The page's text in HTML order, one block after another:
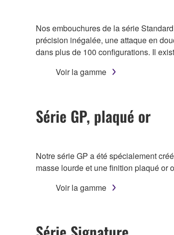
Nos embouchures de la série
précision inégalée, une attaque en
dans plus de 100 configurations. Il
Voir la gamme
Série GP, plaqué or
Notre série GP a été spécialement
masse lourde et une finition plaqué or
Voir la gamme